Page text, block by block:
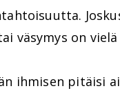
väsymys on
ihmisen pitäisi